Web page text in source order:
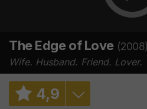
The Edge of Love (2008)
Wife. Husband. Friend. Lover.
4,9